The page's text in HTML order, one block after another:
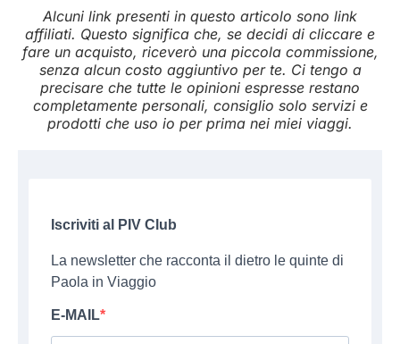
Alcuni link presenti in questo articolo sono link
affiliati. Questo significa che, se decidi di cliccare e
fare un acquisto, riceverò una piccola commissione,
senza alcun costo aggiuntivo per te. Ci tengo a
precisare che tutte le opinioni espresse restano
completamente personali, consiglio solo servizi e
prodotti che uso io per prima nei miei viaggi.
Iscriviti al PIV Club
La newsletter che racconta il dietro le quinte di
Paola in Viaggio
E-MAIL